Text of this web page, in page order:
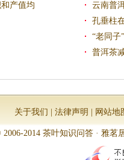
产值均
云南普
孔垂柱
“老同子
普洱茶
关于我们 法律声明 网站地
2014 茶叶知识问答 · 雅茗